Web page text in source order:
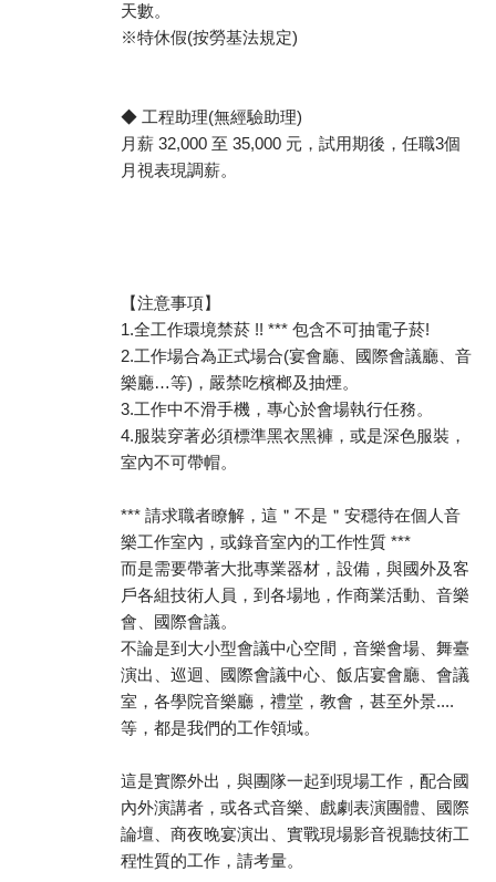
天數。
※特休假(按勞基法規定)
◆ 工程助理(無經驗助理)
月薪 32,000 至 35,000 元，試用期後，任職3個
月視表現調薪。
【注意事項】
1.全工作環境禁菸 !! *** 包含不可抽電子菸!
2.工作場合為正式場合(宴會廳、國際會議廳、音
樂廳…等)，嚴禁吃檳榔及抽煙。
3.工作中不滑手機，專心於會場執行任務。
4.服裝穿著必須標準黑衣黑褲，或是深色服裝，
室內不可帶帽。
*** 請求職者瞭解，這＂不是＂安穩待在個人音
樂工作室內，或錄音室內的工作性質 ***
而是需要帶著大批專業器材，設備，與國外及客
戶各組技術人員，到各場地，作商業活動、音樂
會、國際會議。
不論是到大小型會議中心空間，音樂會場、舞臺
演出、巡迴、國際會議中心、飯店宴會廳、會議
室，各學院音樂廳，禮堂，教會，甚至外景....
等，都是我們的工作領域。
這是實際外出，與團隊一起到現場工作，配合國
內外演講者，或各式音樂、戲劇表演團體、國際
論壇、商夜晚宴演出、實戰現場影音視聽技術工
程性質的工作，請考量。